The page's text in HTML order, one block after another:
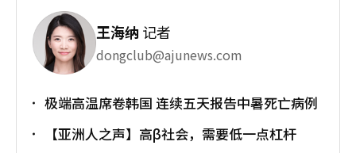
王海纳 记者
dongclub@ajunews.com
极端高温席卷韩国 连续五天报告中暑死亡病例
【亚洲人之声】高β社会，需要低一点杠杆